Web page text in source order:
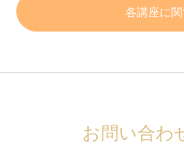
各講座に
お問い合わ